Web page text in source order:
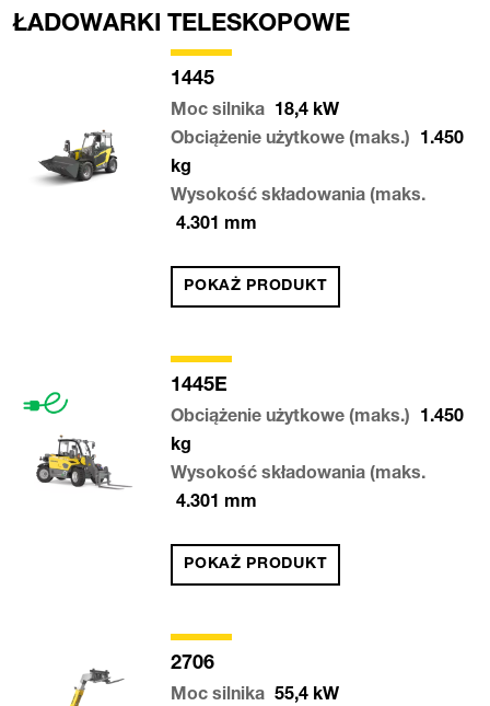
ŁADOWARKI TELESKOPOWE
1445
Moc silnika 18,4 kW
Obciążenie użytkowe (maks.)
1.450
kg
Wysokość składowania (maks.
4.301 mm
POKAŻ PRODUKT
1445E
Obciążenie użytkowe (maks.)
1.450
kg
Wysokość składowania (maks.
4.301 mm
POKAŻ PRODUKT
2706
Moc silnika 55,4 kW